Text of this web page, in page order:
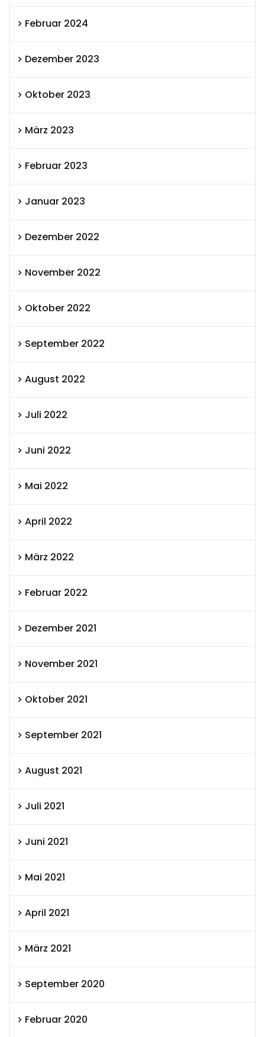
Februar 2024
Dezember 2023
Oktober 2023
März 2023
Februar 2023
Januar 2023
Dezember 2022
November 2022
Oktober 2022
September 2022
August 2022
Juli 2022
Juni 2022
Mai 2022
April 2022
März 2022
Februar 2022
Dezember 2021
November 2021
Oktober 2021
September 2021
August 2021
Juli 2021
Juni 2021
Mai 2021
April 2021
März 2021
September 2020
Februar 2020